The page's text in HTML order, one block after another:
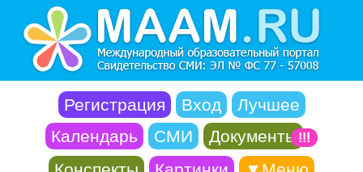
Регистрация Вход
Лучшее
Календарь
СМИ Документы !!!